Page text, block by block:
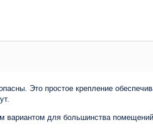
Это простое крепление
вариантом для большинства